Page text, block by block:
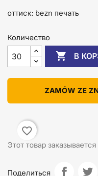
оттиск: bezn печать
Количество
 В
ZAMÓW ZE
favorite_border
Этот товар
Поделиться